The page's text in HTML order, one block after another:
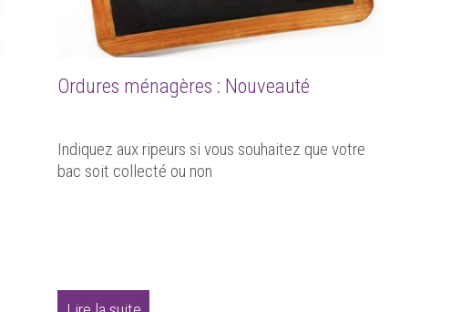
Ordures ménagères : Nouveauté
Indiquez aux ripeurs si vous souhaitez que votre
bac soit collecté ou non